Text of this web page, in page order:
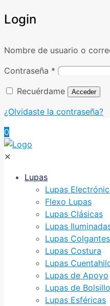
Login
Nombre de usuario o
Contraseña *
Recuérdame
Acceder
¿Olvidaste la contraseña?
0
✕
Lupas
Lupas
Flexo Lupas
Lupas Clásicas
Lupas
Lupas Colgantes
Lupas Costura
Lupas
Lupas de Apoyo
Lupas de Bolsillo
Lupas Esféricas